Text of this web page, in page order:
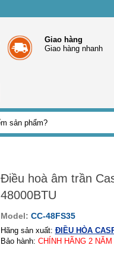
Giao hàng
Giao hàng nhanh
Điều hoà âm trần
48000BTU
Model: CC-48FS35
Hãng sản xuất: ĐIỀU HÒA
Bảo hành: CHÍNH HÃNG 2 NĂM